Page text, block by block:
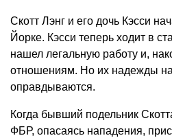
Скотт Лэнг и его дочь Кэсси
Йорке. Кэсси теперь ходит в
нашел легальную работу и,
отношениям. Но их надежды
оправдываются.
Когда бывший подельник
ФБР, опасаясь нападения,